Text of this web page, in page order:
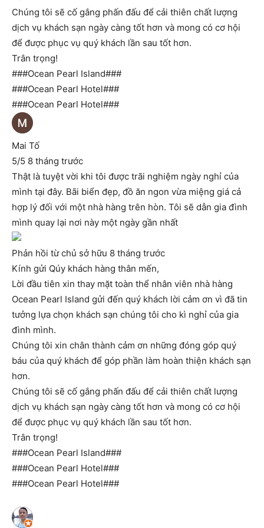
Chúng tôi sẽ cố gắng phấn đấu để cải thiên chất lượng
dịch vụ khách sạn ngày càng tốt hơn và mong có cơ hội
để được phục vụ quý khách lần sau tốt hơn.
Trân trọng!
###Ocean Pearl Island###
###Ocean Pearl Hotel###
###Ocean Pearl Hotel###
Mai Tố
5/5 8 tháng trước
Thật là tuyệt vời khi tôi được trãi nghiệm ngày nghỉ của
mình tại đây. Bãi biển đẹp, đồ ăn ngon vừa miệng giá cả
hợp lý đối với một nhà hàng trên hòn. Tôi sẽ dẫn gia đình
mình quay lại nơi này một ngày gần nhất
Phản hồi từ chủ sở hữu 8 tháng trước
Kính gửi Qúy khách hàng thân mến,
Lời đầu tiên xin thay mặt toàn thể nhân viên nhà hàng
Ocean Pearl Island gửi đến quý khách lời cảm ơn vì đã tin
tưởng lựa chọn khách sạn chúng tôi cho kì nghỉ của gia
đình mình.
Chúng tôi xin chân thành cảm ơn những đóng góp quý
báu của quý khách để góp phần làm hoàn thiện khách sạn
hơn.
Chúng tôi sẽ cố gắng phấn đấu để cải thiên chất lượng
dịch vụ khách sạn ngày càng tốt hơn và mong có cơ hội
để được phục vụ quý khách lần sau tốt hơn.
Trân trọng!
###Ocean Pearl Island###
###Ocean Pearl Hotel###
###Ocean Pearl Hotel###